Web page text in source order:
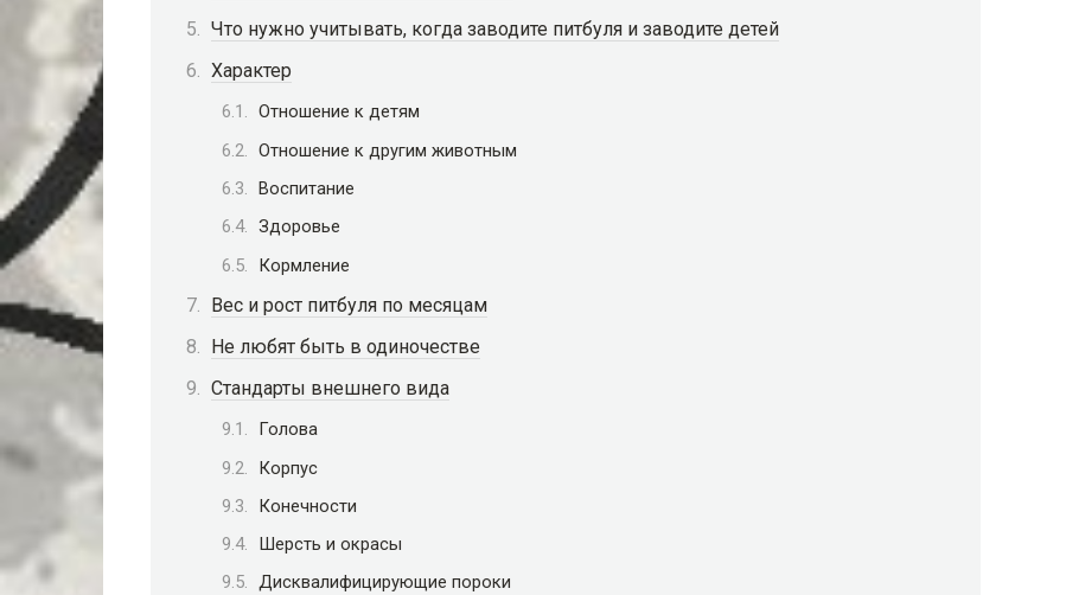
Что нужно учитывать, когда заводите питбуля и заводите детей
Характер
Отношение к детям
Отношение к другим животным
Воспитание
Здоровье
Кормление
Вес и рост питбуля по месяцам
Не любят быть в одиночестве
Стандарты внешнего вида
Голова
Корпус
Конечности
Шерсть и окрасы
Дисквалифицирующие пороки